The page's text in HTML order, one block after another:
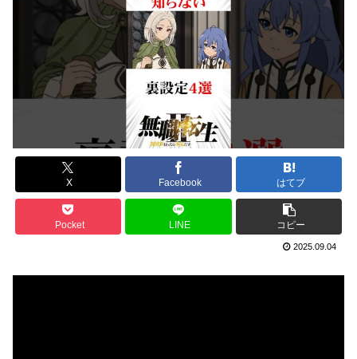
X Facebook はてブ
Pocket LINE コピー
2025.09.04